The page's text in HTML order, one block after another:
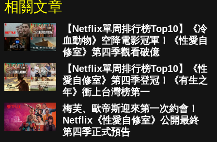
相關文章
【Netflix單周排行榜Top10】《冷
血動物》空降電影冠軍！《性愛自
修室》第四季觀看破億
【Netflix單周排行榜Top10】《性
愛自修室》第四季登冠！《有生之
年》衝上台灣榜第一
梅芙、歐帝斯迎來第一次約會！
Netflix《性愛自修室》公開最終
第四季正式預告